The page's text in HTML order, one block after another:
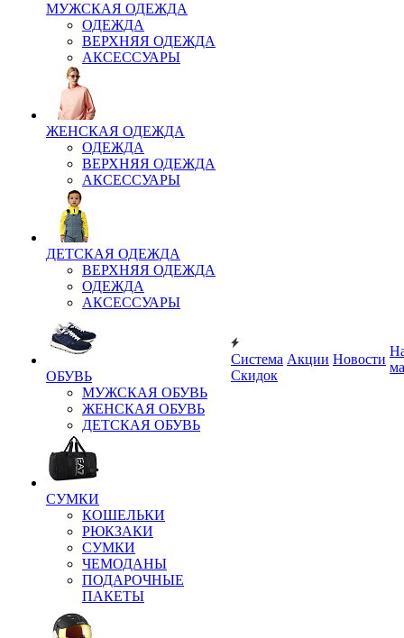
МУЖСКАЯ ОДЕЖДА
ОДЕЖДА
ВЕРХНЯЯ ОДЕЖДА
АКСЕССУАРЫ
ЖЕНСКАЯ ОДЕЖДА
ОДЕЖДА
ВЕРХНЯЯ ОДЕЖДА
АКСЕССУАРЫ
ДЕТСКАЯ ОДЕЖДА
ВЕРХНЯЯ ОДЕЖДА
ОДЕЖДА
АКСЕССУАРЫ
ОБУВЬ
МУЖСКАЯ ОБУВЬ
ЖЕНСКАЯ ОБУВЬ
ДЕТСКАЯ ОБУВЬ
СУМКИ
КОШЕЛЬКИ
РЮКЗАКИ
СУМКИ
ЧЕМОДАНЫ
ПОДАРОЧНЫЕ
ПАКЕТЫ
Система
Скидок
Акции Новости